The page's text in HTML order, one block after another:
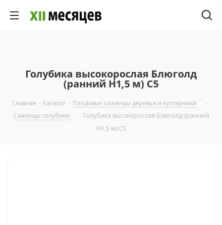
Голубика высокорослая Блюголд
(ранний H1,5 м) С5
Главная - Каталог - Плодовые саженцы деревья и кустарники
-
Саженцы голубики
- Голубика высокорослая Блюголд (ранний
H1,5 м) С5